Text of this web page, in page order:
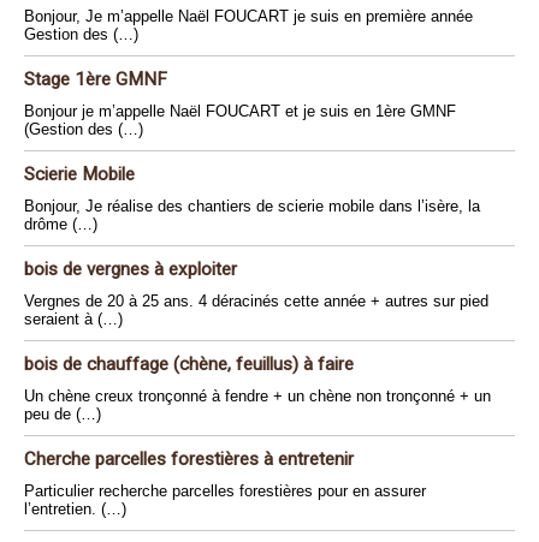
Bonjour, Je m’appelle Naël FOUCART je suis en première année
Gestion des (…)
Stage 1ère GMNF
Bonjour je m’appelle Naël FOUCART et je suis en 1ère GMNF
(Gestion des (…)
Scierie Mobile
Bonjour, Je réalise des chantiers de scierie mobile dans l’isère, la
drôme (…)
bois de vergnes à exploiter
Vergnes de 20 à 25 ans. 4 déracinés cette année + autres sur pied
seraient à (…)
bois de chauffage (chène, feuillus) à faire
Un chène creux tronçonné à fendre + un chène non tronçonné + un
peu de (…)
Cherche parcelles forestières à entretenir
Particulier recherche parcelles forestières pour en assurer
l’entretien. (…)